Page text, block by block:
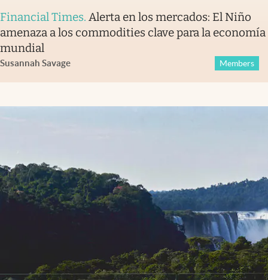
Financial Times. Alerta en los mercados: El Niño
amenaza a los commodities clave para la economía
mundial
Susannah Savage Members